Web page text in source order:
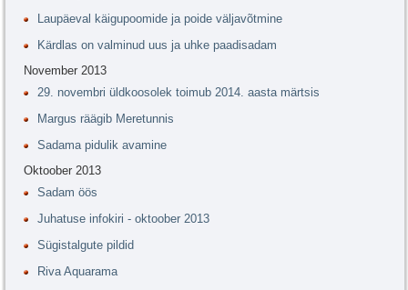
Laupäeval käigupoomide ja poide väljavõtmine
Kärdlas on valminud uus ja uhke paadisadam
November 2013
29. novembri üldkoosolek toimub 2014. aasta märtsis
Margus räägib Meretunnis
Sadama pidulik avamine
Oktoober 2013
Sadam öös
Juhatuse infokiri - oktoober 2013
Sügistalgute pildid
Riva Aquarama